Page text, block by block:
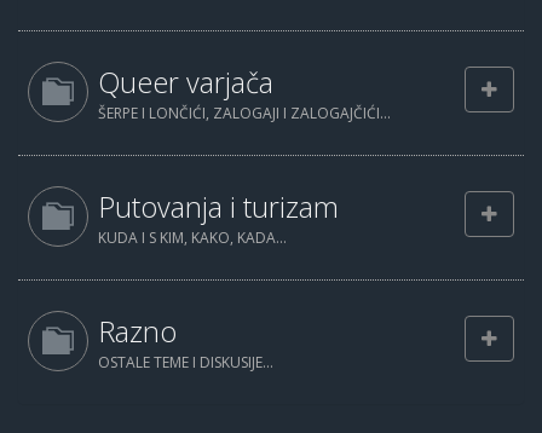
Queer varjača
ŠERPE I LONČIĆI, ZALOGAJI I ZALOGAJČIĆI...
Putovanja i turizam
KUDA I S KIM, KAKO, KADA...
Razno
OSTALE TEME I DISKUSIJE...